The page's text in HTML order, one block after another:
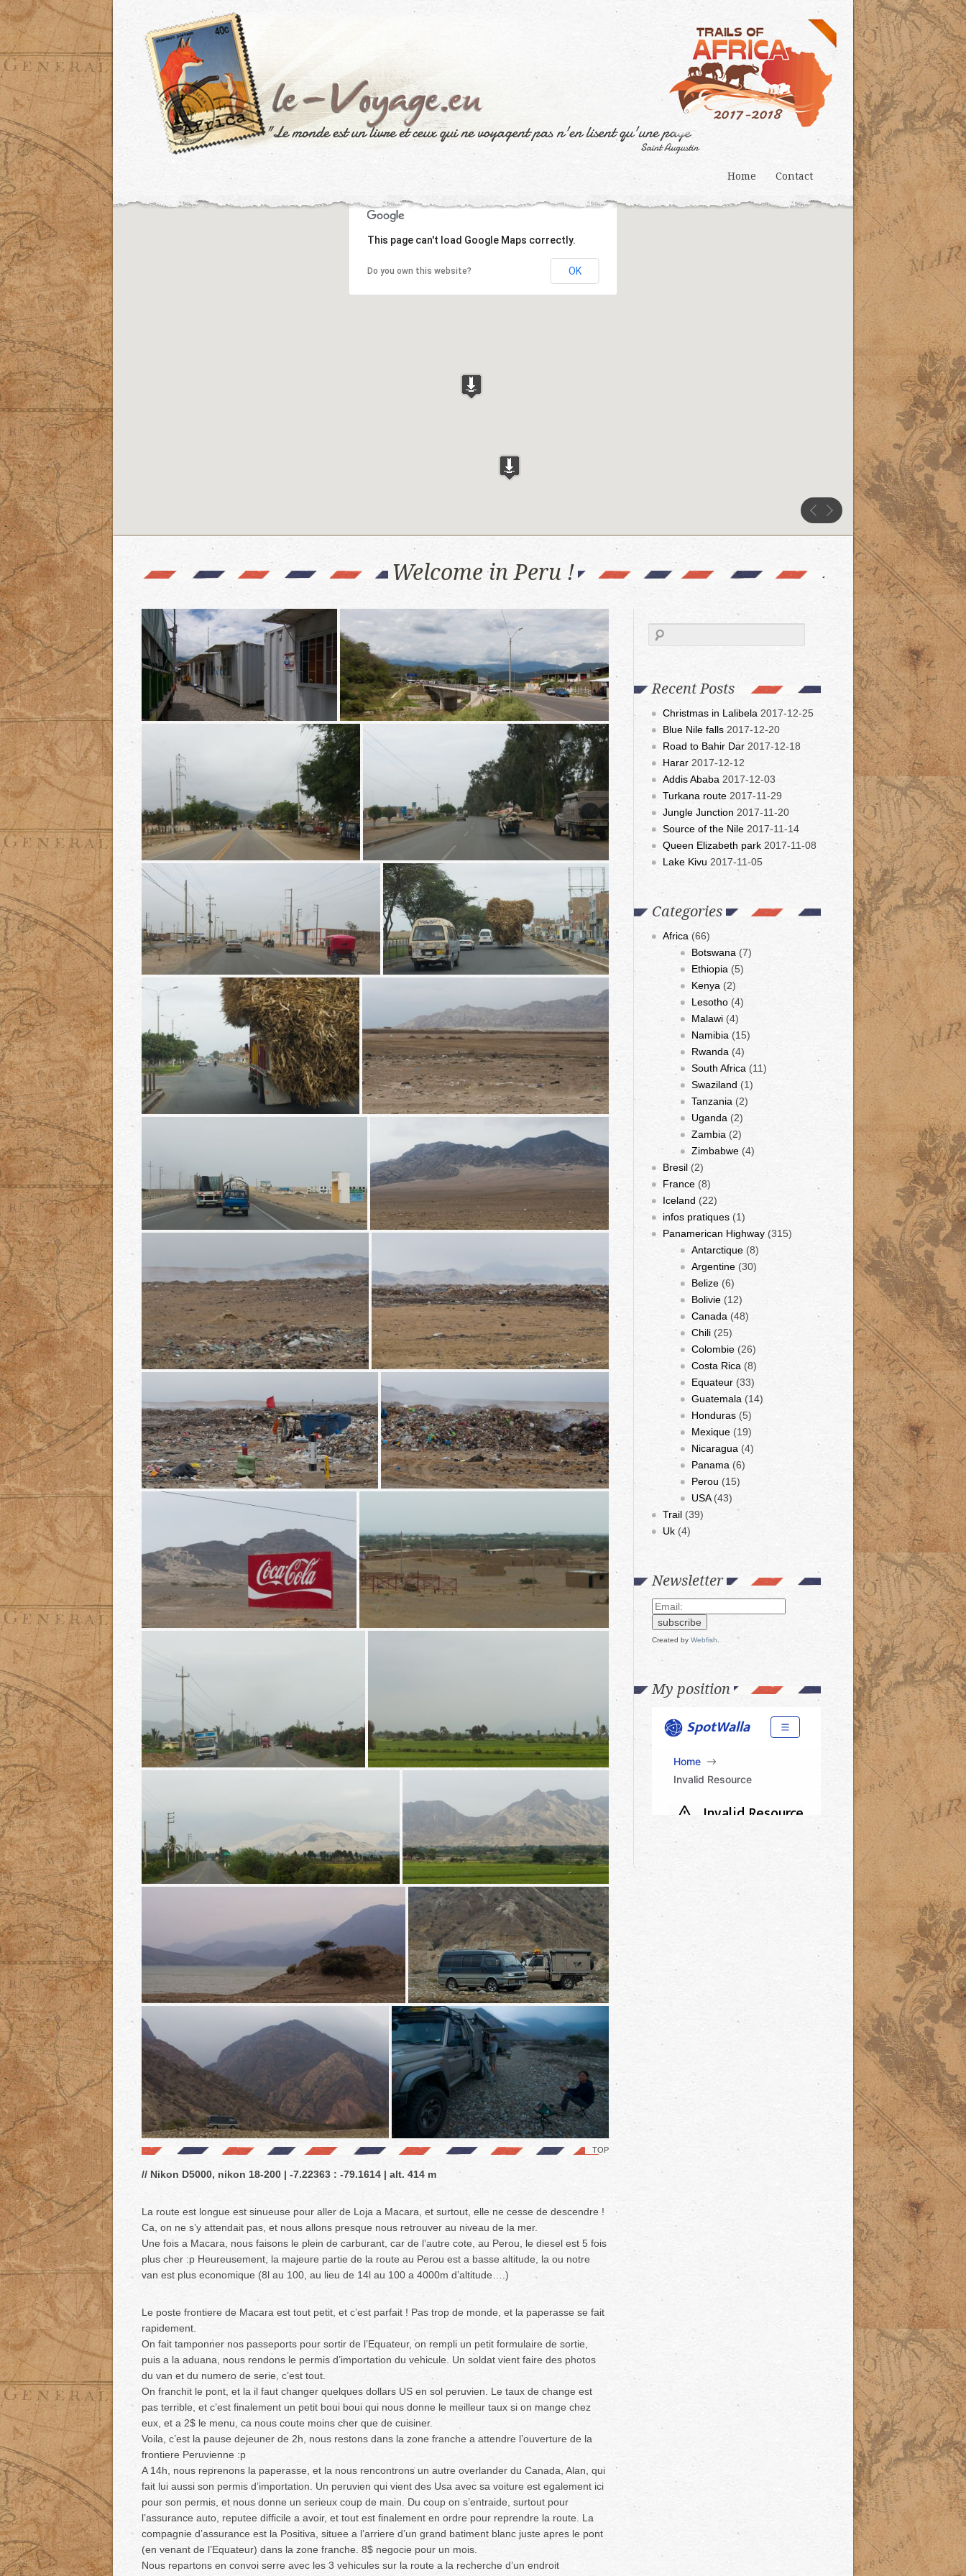
Home Contact
This page can't load Google Maps correctly.
Do you own this website? OK
Welcome in Peru !
TOP
// Nikon D5000, nikon 18-200 | -7.22363 : -79.1614 | alt. 414 m
La route est longue est sinueuse pour aller de Loja a Macara, et surtout, elle ne cesse de descendre !
Ca, on ne s’y attendait pas, et nous allons presque nous retrouver au niveau de la mer.
Une fois a Macara, nous faisons le plein de carburant, car de l’autre cote, au Perou, le diesel est 5 fois
plus cher :p Heureusement, la majeure partie de la route au Perou est a basse altitude, la ou notre
van est plus economique (8l au 100, au lieu de 14l au 100 a 4000m d’altitude….)
Le poste frontiere de Macara est tout petit, et c’est parfait ! Pas trop de monde, et la paperasse se fait
rapidement.
On fait tamponner nos passeports pour sortir de l’Equateur, on rempli un petit formulaire de sortie,
puis a la aduana, nous rendons le permis d’importation du vehicule. Un soldat vient faire des photos
du van et du numero de serie, c’est tout.
On franchit le pont, et la il faut changer quelques dollars US en sol peruvien. Le taux de change est
pas terrible, et c’est finalement un petit boui boui qui nous donne le meilleur taux si on mange chez
eux, et a 2$ le menu, ca nous coute moins cher que de cuisiner.
Voila, c’est la pause dejeuner de 2h, nous restons dans la zone franche a attendre l’ouverture de la
frontiere Peruvienne :p
A 14h, nous reprenons la paperasse, et la nous rencontrons un autre overlander du Canada, Alan, qui
fait lui aussi son permis d’importation. Un peruvien qui vient des Usa avec sa voiture est egalement ici
pour son permis, et nous donne un serieux coup de main. Du coup on s’entraide, surtout pour
l’assurance auto, reputee difficile a avoir, et tout est finalement en ordre pour reprendre la route. La
compagnie d’assurance est la Positiva, situee a l’arriere d’un grand batiment blanc juste apres le pont
(en venant de l’Equateur) dans la zone franche. 8$ negocie pour un mois.
Nous repartons en convoi serre avec les 3 vehicules sur la route a la recherche d’un endroit
Recent Posts
Christmas in Lalibela 2017-12-25
Blue Nile falls 2017-12-20
Road to Bahir Dar 2017-12-18
Harar 2017-12-12
Addis Ababa 2017-12-03
Turkana route 2017-11-29
Jungle Junction 2017-11-20
Source of the Nile 2017-11-14
Queen Elizabeth park 2017-11-08
Lake Kivu 2017-11-05
Categories
Africa (66)
Botswana (7)
Ethiopia (5)
Kenya (2)
Lesotho (4)
Malawi (4)
Namibia (15)
Rwanda (4)
South Africa (11)
Swaziland (1)
Tanzania (2)
Uganda (2)
Zambia (2)
Zimbabwe (4)
Bresil (2)
France (8)
Iceland (22)
infos pratiques (1)
Panamerican Highway (315)
Antarctique (8)
Argentine (30)
Belize (6)
Bolivie (12)
Canada (48)
Chili (25)
Colombie (26)
Costa Rica (8)
Equateur (33)
Guatemala (14)
Honduras (5)
Mexique (19)
Nicaragua (4)
Panama (6)
Perou (15)
USA(43)
Trail (39)
Uk (4)
Newsletter
Created by Webfish
My position